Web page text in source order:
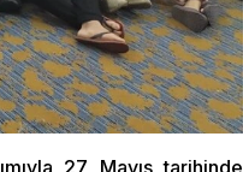
27 Mayıs tarihinde